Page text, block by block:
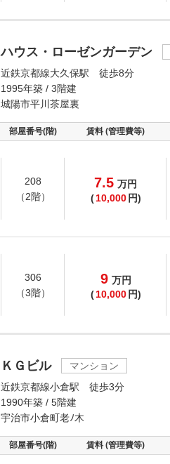
ハウス・ローゼンガーデン
近鉄京都線大久保駅 徒歩8分
1995年築 / 3階建
城陽市平川茶屋裏
部屋番号(階) 賃料 (管理費等)
208
（2階）
7.5 万円
( 10,000 円)
306
（3階）
9 万円
( 10,000 円)
ＫＧビル
マンション
近鉄京都線小倉駅 徒歩3分
1990年築 / 5階建
宇治市小倉町老ﾉ木
部屋番号(階) 賃料 (管理費等)